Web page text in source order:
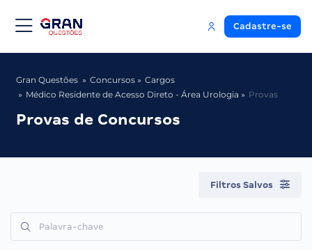
Cadastre-se
Gran Questões Concursos
Cargos
Médico Residente de Acesso Direto - Área Urologia
Provas
Provas de Concursos
Filtros Salvos